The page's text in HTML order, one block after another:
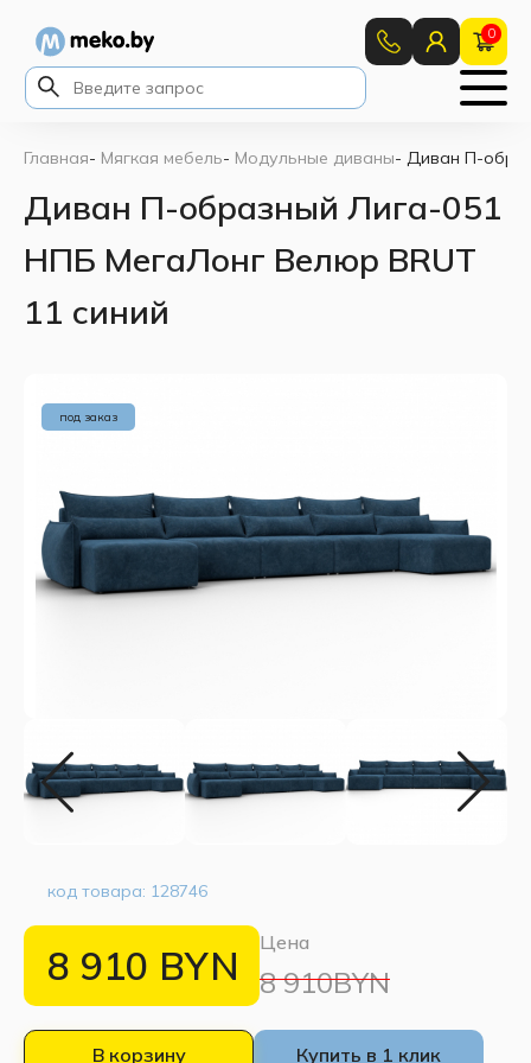
0
Главная- Мягкая мебель- Модульные диваны- Диван П-
Диван П-образный Лига-051
НПБ МегаЛонг Велюр BRUT
11 синий
под заказ
код товара: 128746
8 910 BYN Цена
8 910BYN
В корзину Купить в 1 клик